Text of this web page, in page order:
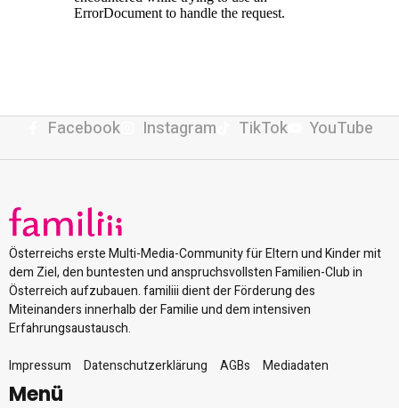
Facebook Instagram TikTok YouTube
Österreichs erste Multi-Media-Community für Eltern und Kinder mit
dem Ziel, den buntesten und anspruchsvollsten Familien-Club in
Österreich aufzubauen. familiii dient der Förderung des
Miteinanders innerhalb der Familie und dem intensiven
Erfahrungsaustausch.
Impressum
Datenschutzerklärung AGBs Mediadaten
Menü